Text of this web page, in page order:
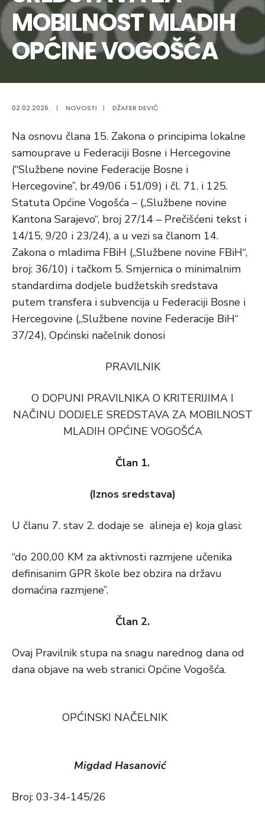
MOBILNOST MLADIH
OPĆINE VOGOŠĆA
02.02.2026. | NOVOSTI | DŽAFER DEVIĆ
Na osnovu člana 15. Zakona o principima lokalne
samouprave u Federaciji Bosne i Hercegovine
(“Službene novine Federacije Bosne i
Hercegovine”, br.49/06 i 51/09) i čl. 71. i 125.
Statuta Općine Vogošća – („Službene novine
Kantona Sarajevo“, broj 27/14 – Prečišćeni tekst i
14/15, 9/20 i 23/24), a u vezi sa članom 14.
Zakona o mladima FBiH („Službene novine FBiH“,
broj: 36/10) i tačkom 5. Smjernica o minimalnim
standardima dodjele budžetskih sredstava
putem transfera i subvencija u Federaciji Bosne i
Hercegovine („Službene novine Federacije BiH“
37/24), Općinski načelnik donosi
PRAVILNIK
O DOPUNI PRAVILNIKA O KRITERIJIMA I
NAČINU DODJELE SREDSTAVA ZA MOBILNOST
MLADIH OPĆINE VOGOŠĆA
Član 1.
(Iznos sredstava)
U članu 7. stav 2. dodaje se alineja e) koja glasi:
“do 200,00 KM za aktivnosti razmjene učenika
definisanim GPR škole bez obzira na državu
domaćina razmjene”.
Član 2.
Ovaj Pravilnik stupa na snagu narednog dana od
dana objave na web stranici Općine Vogošća.
OPĆINSKI NAČELNIK
Migdad Hasanović
Broj: 03-34-145/26